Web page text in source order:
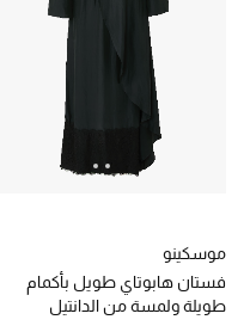
تسوقوا الآن
ما وصلنا حديثاً
الموسم الجديد
موسكينو
فستان هابوتاي طويل بأكمام
طويلة ولمسة من الدانتيل